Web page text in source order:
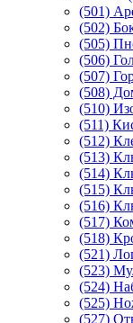
(501)
(502)
(505)
(506)
(507)
(508)
(510)
(511)
(512)
(513)
(514)
(515)
(516)
(517)
(518)
(521)
(523)
(524)
(525)
(527)